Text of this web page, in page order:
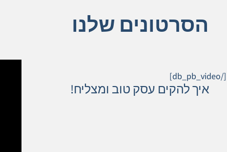
הסרטונים שלנו
[/db_pb_video]
איך להקים עסק טוב ומצליח!